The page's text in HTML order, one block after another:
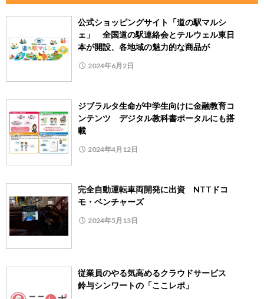
公式ショッピングサイト「道の駅マルシ
ェ」 全国道の駅連絡会とテルウェル東日
本が開設、各地域の魅力的な商品が
2024年6月2日
ジブラルタ生命が中学生向けに金融教育コ
ンテンツ デジタル教科書ポータルにも搭
載
2024年4月12日
完全自動運転車両開発に出資 NTTドコ
モ・ベンチャーズ
2024年5月13日
従業員のやる気高めるクラウドサービス
鈴与シンワートの「ここレポ」